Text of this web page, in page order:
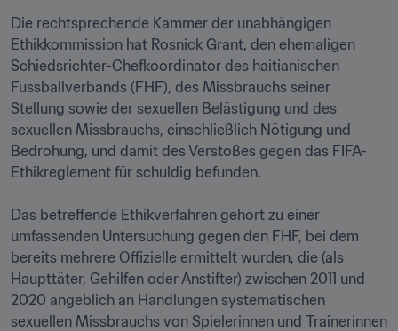
Die rechtsprechende Kammer der unabhängigen
Ethikkommission hat Rosnick Grant, den ehemaligen
Schiedsrichter-Chefkoordinator des haitianischen
Fussballverbands (FHF), des Missbrauchs seiner
Stellung sowie der sexuellen Belästigung und des
sexuellen Missbrauchs, einschließlich Nötigung und
Bedrohung, und damit des Verstoßes gegen das FIFA-
Ethikreglement für schuldig befunden.
Das betreffende Ethikverfahren gehört zu einer
umfassenden Untersuchung gegen den FHF, bei dem
bereits mehrere Offizielle ermittelt wurden, die (als
Haupttäter, Gehilfen oder Anstifter) zwischen 2011 und
2020 angeblich an Handlungen systematischen
sexuellen Missbrauchs von Spielerinnen und Trainerinnen